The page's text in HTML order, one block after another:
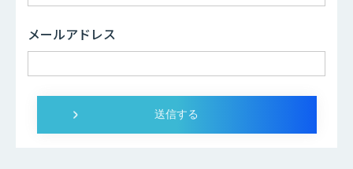
メールアドレス